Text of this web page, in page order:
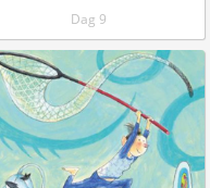
Dag 9